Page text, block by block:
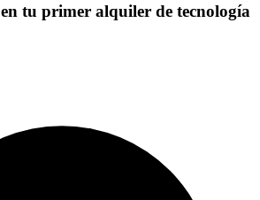
en tu primer alquiler de tecnología